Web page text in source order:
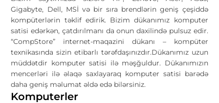
Gigabyte, Dell, MSİ və bir sıra brendlərin geniş çeşiddə
kompüterlərin təklif edirik. Bizim dükanımız komputer
satisi edərkən, çatdırılmanı da onun daxilində pulsuz edir.
“CompStore” internet-maqazini dükanı – kompüter
texnikasında sizin etibarlı tərəfdaşınızdır.Dükanımız uzun
müddətdir komputer satisi ilə məşğuldur. Dükanımızın
mencerləri ilə əlaqə saxlayaraq komputer satisi barədə
daha geniş məlumat əldə edə bilərsiniz.
Komputerler